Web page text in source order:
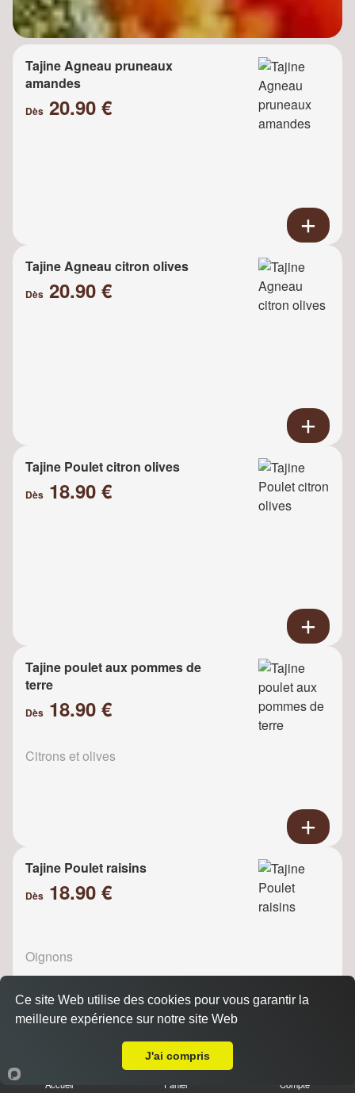
Tajine Agneau pruneaux
amandes
Dès 20.90 €
Tajine Agneau citron olives
Dès 20.90 €
Tajine Poulet citron olives
Dès 18.90 €
Tajine poulet aux pommes de
terre
Dès 18.90 €
Citrons et olives
Tajine Poulet raisins
Dès 18.90 €
Oignons
Tajine de poulet pruneaux et
amandes
Accueil Panier Compte
Ce site Web utilise des cookies pour vous garantir la
meilleure expérience sur notre site Web
J'ai compris